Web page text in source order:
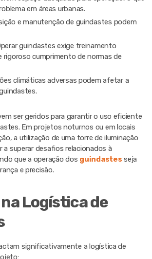
em áreas urbanas.
e manutenção de guindastes podem
guindastes exige treinamento
rigoroso cumprimento de normas de
climáticas adversas podem afetar a
ser geridos para garantir o uso eficiente
Em projetos noturnos ou em locais
a utilização de uma torre de iluminação
superar desafios relacionados à
que a operação dos guindastes seja
e precisão.
Logística de
significativamente a logística de